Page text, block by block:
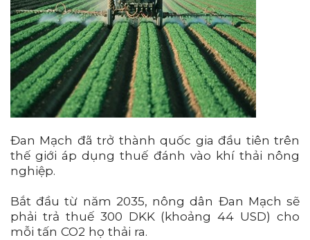
Đan Mạch đã trở thành quốc gia đầu tiên trên
thế giới áp dụng thuế đánh vào khí thải nông
nghiệp.
Bắt đầu từ năm 2035, nông dân Đan Mạch sẽ
phải trả thuế 300 DKK (khoảng 44 USD) cho
mỗi tấn CO2 họ thải ra.